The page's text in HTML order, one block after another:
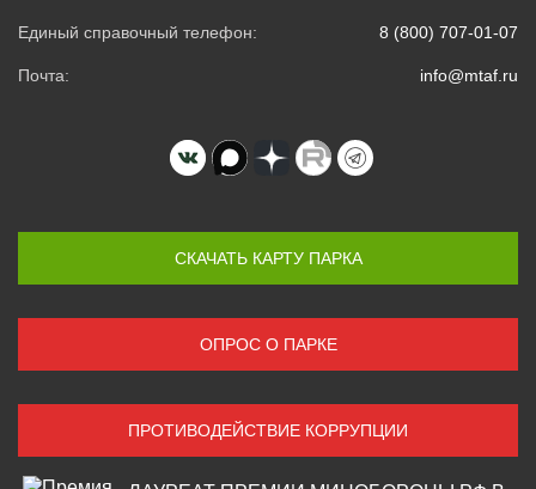
Единый справочный телефон: 8 (800) 707-01-07
Почта: info@mtaf.ru
СКАЧАТЬ КАРТУ ПАРКА
ОПРОС О ПАРКЕ
ПРОТИВОДЕЙСТВИЕ КОРРУПЦИИ